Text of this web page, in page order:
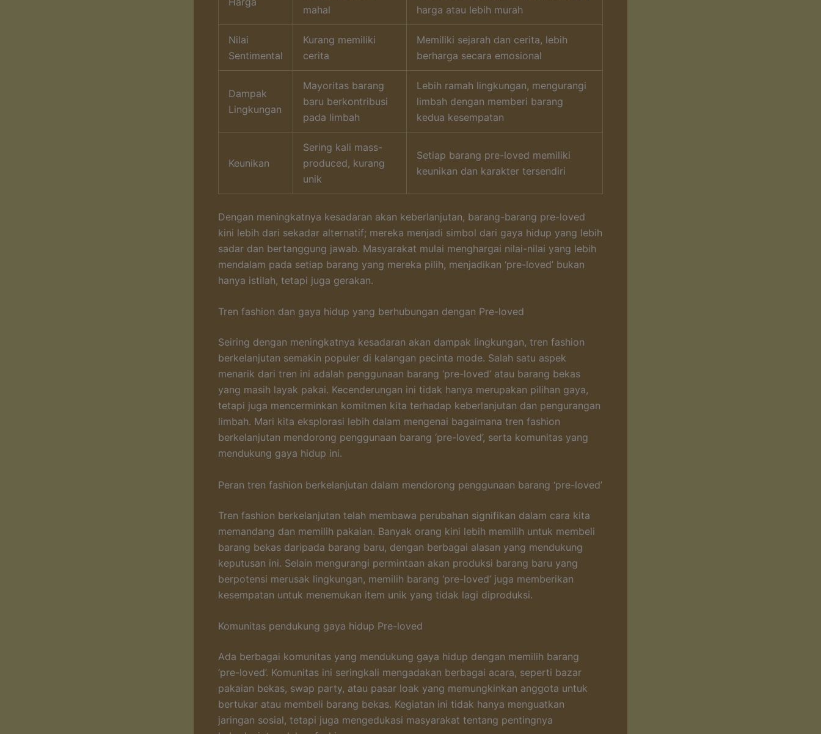
mahal
harga atau lebih murah
Nilai
Sentimental
Kurang memiliki
cerita
Memiliki sejarah dan cerita, lebih
berharga secara emosional
Dampak
Lingkungan
Mayoritas barang
baru berkontribusi
pada limbah
Lebih ramah lingkungan, mengurangi
limbah dengan memberi barang
kedua kesempatan
Keunikan
Sering kali mass-
produced, kurang
unik
Setiap barang pre-loved memiliki
keunikan dan karakter tersendiri
Dengan meningkatnya kesadaran akan keberlanjutan, barang-barang pre-loved
kini lebih dari sekadar alternatif; mereka menjadi simbol dari gaya hidup yang lebih
sadar dan bertanggung jawab. Masyarakat mulai menghargai nilai-nilai yang lebih
mendalam pada setiap barang yang mereka pilih, menjadikan ‘pre-loved’ bukan
hanya istilah, tetapi juga gerakan.
Tren fashion dan gaya hidup yang berhubungan dengan Pre-loved
Seiring dengan meningkatnya kesadaran akan dampak lingkungan, tren fashion
berkelanjutan semakin populer di kalangan pecinta mode. Salah satu aspek
menarik dari tren ini adalah penggunaan barang ‘pre-loved’ atau barang bekas
yang masih layak pakai. Kecenderungan ini tidak hanya merupakan pilihan gaya,
tetapi juga mencerminkan komitmen kita terhadap keberlanjutan dan pengurangan
limbah. Mari kita eksplorasi lebih dalam mengenai bagaimana tren fashion
berkelanjutan mendorong penggunaan barang ‘pre-loved’, serta komunitas yang
mendukung gaya hidup ini.
Peran tren fashion berkelanjutan dalam mendorong penggunaan barang ‘pre-loved’
Tren fashion berkelanjutan telah membawa perubahan signifikan dalam cara kita
memandang dan memilih pakaian. Banyak orang kini lebih memilih untuk membeli
barang bekas daripada barang baru, dengan berbagai alasan yang mendukung
keputusan ini. Selain mengurangi permintaan akan produksi barang baru yang
berpotensi merusak lingkungan, memilih barang ‘pre-loved’ juga memberikan
kesempatan untuk menemukan item unik yang tidak lagi diproduksi.
Komunitas pendukung gaya hidup Pre-loved
Ada berbagai komunitas yang mendukung gaya hidup dengan memilih barang
‘pre-loved’. Komunitas ini seringkali mengadakan berbagai acara, seperti bazar
pakaian bekas, swap party, atau pasar loak yang memungkinkan anggota untuk
bertukar atau membeli barang bekas. Kegiatan ini tidak hanya menguatkan
jaringan sosial, tetapi juga mengedukasi masyarakat tentang pentingnya